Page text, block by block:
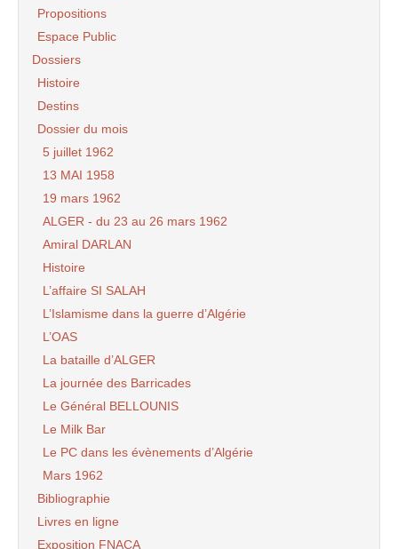
Propositions
Espace Public
Dossiers
Histoire
Destins
Dossier du mois
5 juillet 1962
13 MAI 1958
19 mars 1962
ALGER - du 23 au 26 mars 1962
Amiral DARLAN
Histoire
L’affaire SI SALAH
L’Islamisme dans la guerre d’Algérie
L’OAS
La bataille d’ALGER
La journée des Barricades
Le Général BELLOUNIS
Le Milk Bar
Le PC dans les évènements d’Algérie
Mars 1962
Bibliographie
Livres en ligne
Exposition FNACA